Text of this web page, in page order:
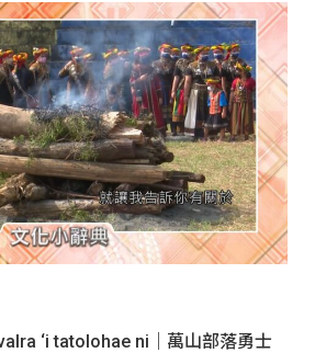
‘i tatolohae ni｜萬山部落勇士